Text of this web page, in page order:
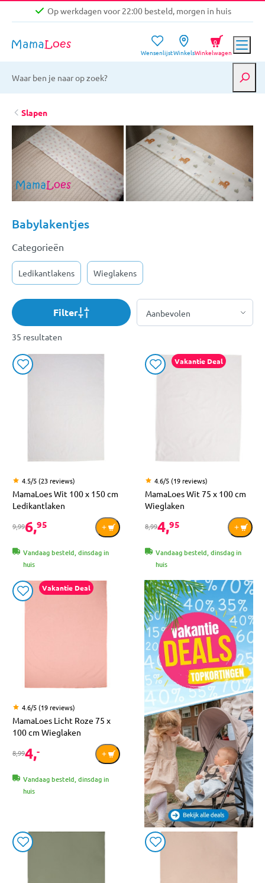
Op werkdagen voor 22:00 besteld, morgen in huis
Niet goed, geld terug garantie
Gratis verzending vanaf €39,-
Op werkdagen voor 22:00 besteld, morgen in huis
WensenlijstWinkelsWinkelwagen
0
Slapen
Babylakentjes
Categorieën
Ledikantlakens Wieglakens
Filter
35 resultaten
4.5/5 (23 reviews)
MamaLoes Wit 100 x 150 cm
Ledikantlaken
9,996,95
Vandaag besteld, dinsdag in
huis
Vakantie Deal
4.6/5 (19 reviews)
MamaLoes Wit 75 x 100 cm
Wieglaken
8,994,95
Vandaag besteld, dinsdag in
huis
Vakantie Deal
4.6/5 (19 reviews)
MamaLoes Licht Roze 75 x
100 cm Wieglaken
8,994,-
Vandaag besteld, dinsdag in
huis